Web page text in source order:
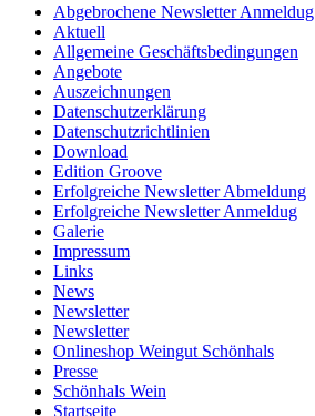
Abgebrochene Newsletter Anmeldug
Aktuell
Allgemeine Geschäftsbedingungen
Angebote
Auszeichnungen
Datenschutzerklärung
Datenschutzrichtlinien
Download
Edition Groove
Erfolgreiche Newsletter Abmeldung
Erfolgreiche Newsletter Anmeldug
Galerie
Impressum
Links
News
Newsletter
Newsletter
Onlineshop Weingut Schönhals
Presse
Schönhals Wein
Startseite